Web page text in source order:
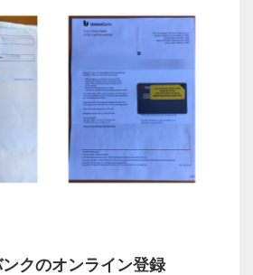
クのオンライン登録